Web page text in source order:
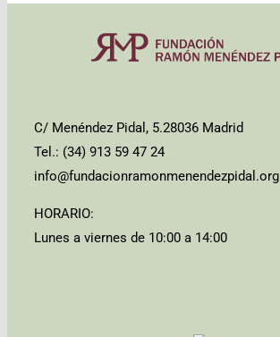
C/ Menéndez Pidal, 5.28036 Madrid
Tel.: (34) 913 59 47 24
info@fundacionramonmenendezpidal.org
HORARIO:
Lunes a viernes de 10:00 a 14:00